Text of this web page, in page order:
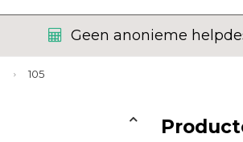
Geen anonieme
105